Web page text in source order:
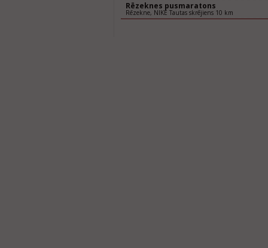
Rēzeknes pusmaratons
Rēzekne, NIKE Tautas skrējiens 10 km